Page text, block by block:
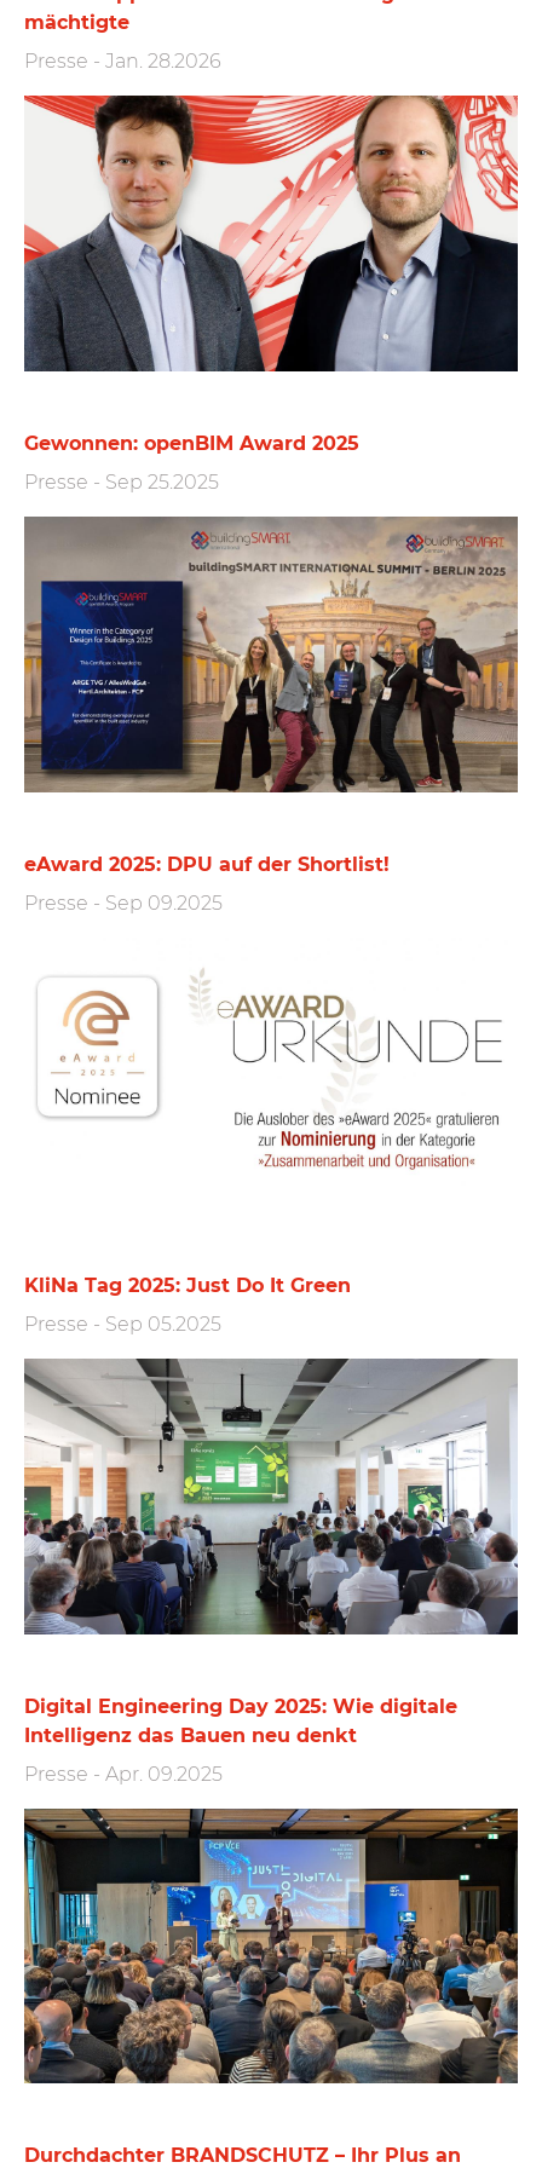
mächtigte
Presse - Jan. 28.2026
Gewonnen: openBIM Award 2025
Presse - Sep 25.2025
eAward 2025: DPU auf der Shortlist!
Presse - Sep 09.2025
KliNa Tag 2025: Just Do It Green
Presse - Sep 05.2025
Digital Engineering Day 2025: Wie digitale
Intelligenz das Bauen neu denkt
Presse - Apr. 09.2025
Durchdachter BRANDSCHUTZ – Ihr Plus an